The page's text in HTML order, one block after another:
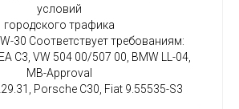
условий
городского трафика
30 Соответствует требованиям:
С3, VW 504 00/507 00, BMW LL-04,
MB-Approval
Porsche C30, Fiat 9.55535-S3